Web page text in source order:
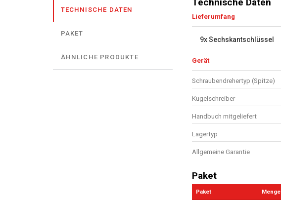
TECHNISCHE DATEN
PAKET
ÄHNLICHE PRODUKTE
Lieferumfang
9x Sechskantschlüssel
Gerät
Schraubendrehertyp (Spitze)
Kugelschreiber
Handbuch mitgeliefert
Lagertyp
Allgemeine Garantie
Paket
Paket Menge